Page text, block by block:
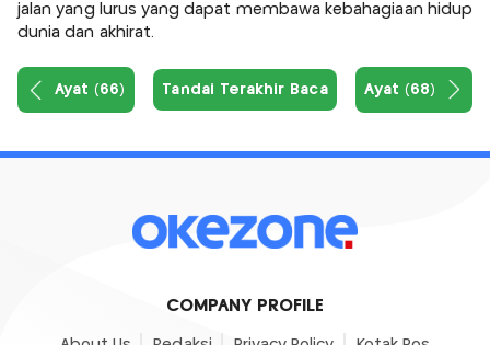
jalan yang lurus yang dapat membawa kebahagiaan hidup
dunia dan akhirat.
Ayat (66) Tandai Terakhir Baca Ayat (68)
COMPANY PROFILE